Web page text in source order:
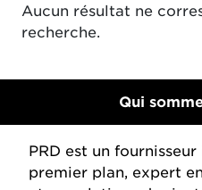
Aucun résultat ne
recherche.
Qui
PRD est un
premier plan, expert